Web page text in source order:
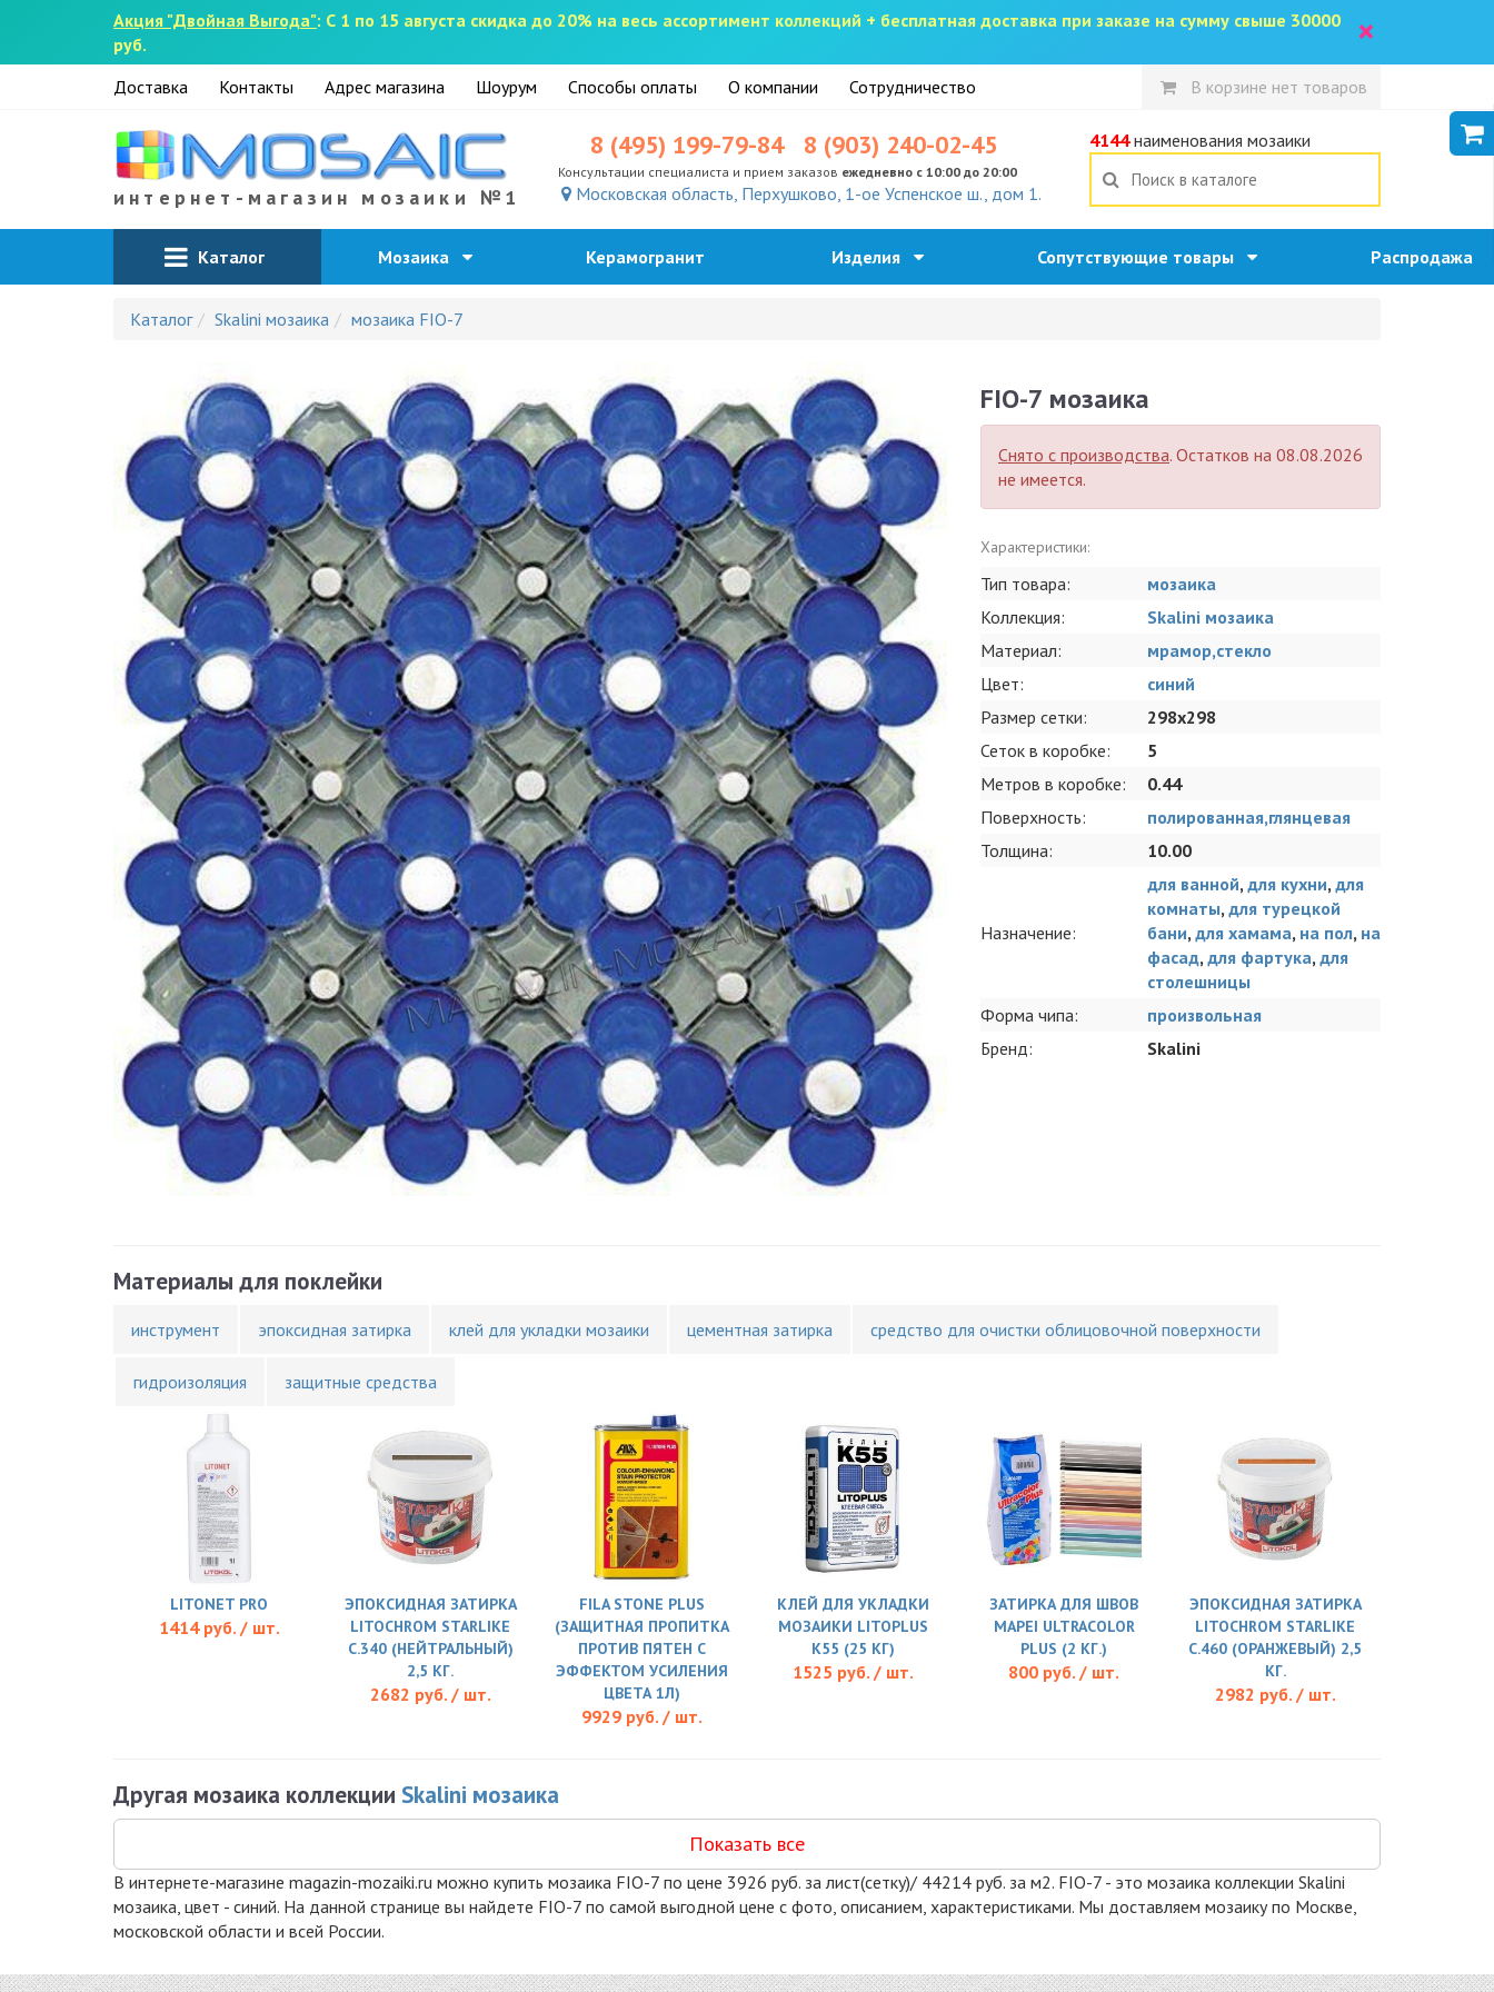
Акция "Двойная Выгода": С 1 по 15 августа скидка до 20% на весь ассортимент коллекций + бесплатная доставка при заказе на сумму свыше 30000
руб.
×
Доставка Контакты Адрес магазина Шоурум Способы оплаты О компании Сотрудничество В корзине нет товаров
интернет-магазин мозаики №1
8 (495) 199-79-84 8 (903) 240-02-45
Консультации специалиста и прием заказов ежедневно с 10:00 до 20:00
Московская область, Перхушково, 1-ое Успенское ш., дом 1.
4144наименования мозаики
Каталог Мозаика Керамогранит Изделия Сопутствующие товары Распродажа
Каталог Skalini мозаика мозаика FIO-7
FIO-7 мозаика
Снято с производства. Остатков на 08.08.2026
не имеется.
Характеристики:
Тип товара:
мозаика
Коллекция:
Skalini мозаика
Материал:
мрамор,стекло
Цвет:
синий
Размер сетки:
298x298
Сеток в коробке:
5
Метров в коробке:
0.44
Поверхность:
полированная,глянцевая
Толщина:
10.00
Назначение:
для ванной, для кухни, для
комнаты, для турецкой
бани, для хамама, на пол, на
фасад, для фартука, для
столешницы
Форма чипа:
произвольная
Бренд:
Skalini
Материалы для поклейки
инструмент эпоксидная затирка клей для укладки мозаики цементная затирка средство для очистки облицовочной поверхности
гидроизоляция защитные средства
LITONET PRO
1414 руб. / шт.
ЭПОКСИДНАЯ ЗАТИРКА
LITOCHROM STARLIKE
C.340 (НЕЙТРАЛЬНЫЙ)
2,5 КГ.
2682 руб. / шт.
FILA STONE PLUS
(ЗАЩИТНАЯ ПРОПИТКА
ПРОТИВ ПЯТЕН С
ЭФФЕКТОМ УСИЛЕНИЯ
ЦВЕТА 1Л)
9929 руб. / шт.
КЛЕЙ ДЛЯ УКЛАДКИ
МОЗАИКИ LITOPLUS
K55 (25 КГ)
1525 руб. / шт.
ЗАТИРКА ДЛЯ ШВОВ
MAPEI ULTRACOLOR
PLUS (2 КГ.)
800 руб. / шт.
ЭПОКСИДНАЯ ЗАТИРКА
LITOCHROM STARLIKE
C.460 (ОРАНЖЕВЫЙ) 2,5
КГ.
2982 руб. / шт.
Другая мозаика коллекции Skalini мозаика
Показать все
В интернете-магазине magazin-mozaiki.ru можно купить мозаика FIO-7 по цене 3926 руб. за лист(сетку)/ 44214 руб. за м2. FIO-7 - это мозаика коллекции Skalini
мозаика, цвет - синий. На данной странице вы найдете FIO-7 по самой выгодной цене с фото, описанием, характеристиками. Мы доставляем мозаику по Москве,
московской области и всей России.